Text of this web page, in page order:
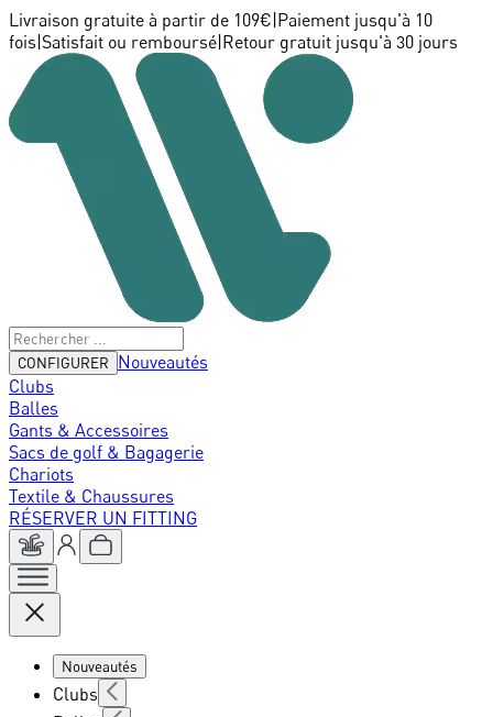
Livraison gratuite à partir de 109€ Paiement jusqu'à 10
fois Satisfait ou remboursé Retour gratuit jusqu'à 30 jours
CONFIGURER
Nouveautés
Clubs
Balles
Gants & Accessoires
Sacs de golf & Bagagerie
Chariots
Textile & Chaussures
RÉSERVER UN FITTING
Nouveautés
Clubs